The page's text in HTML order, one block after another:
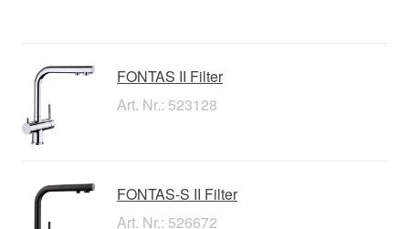
FONTAS II Filter
Art. Nr.: 523128
FONTAS-S II Filter
Art. Nr.: 526672